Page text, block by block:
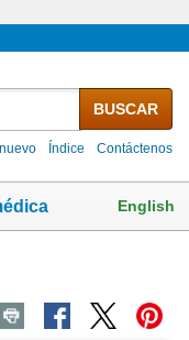
BUSCAR
Índice Contáctenos
English